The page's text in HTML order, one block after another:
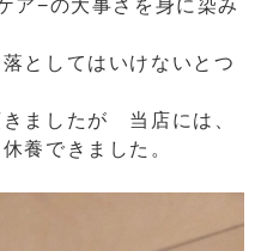
ア−の大事さを身に染み
としてはいけないとつ
ましたが 当店には、
養できました。